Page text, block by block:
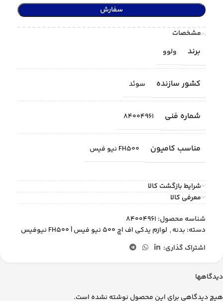
سفارش
مشخصات
برند ولوو
کشور سازنده سوئد
شماره فنی 84004961
مناسب کامیون FH500 نیو فیس
شرایط بازگشت کالا
معرفی کالا
شناسه محصول: 84004961
دسته: بدنه, لوازم یدکی اف اچ 500 نیو فیس | FH500 نیوفیس
اشتراک گذاری:
دیدگاهها
هیچ دیدگاهی برای این محصول نوشته نشده است.